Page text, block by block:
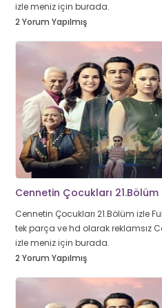
izle meniz için burada.
2 Yorum Yapılmış
Cennetin Çocukları 21.Bölüm
Cennetin Çocukları 21.Bölüm izle
tek parça ve hd olarak reklamsız
izle meniz için burada.
2 Yorum Yapılmış